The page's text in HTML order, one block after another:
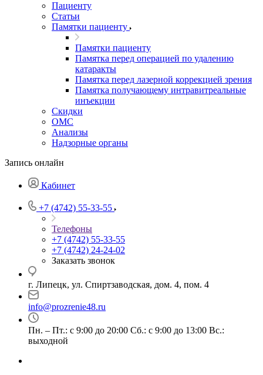
Пациенту
Статьи
Памятки пациенту
Памятки пациенту
Памятка перед операцией по удалению
катаракты
Памятка перед лазерной коррекцией зрения
Памятка получающему интравитреальные
инъекции
Скидки
ОМС
Анализы
Надзорные органы
Запись онлайн
Кабинет
+7 (4742) 55-33-55
Телефоны
+7 (4742) 55-33-55
+7 (4742) 24-24-02
Заказать звонок
г. Липецк, ул. Спиртзаводская, дом. 4, пом. 4
info@prozrenie48.ru
Пн. – Пт.: с 9:00 до 20:00 Сб.: с 9:00 до 13:00 Вс.:
выходной